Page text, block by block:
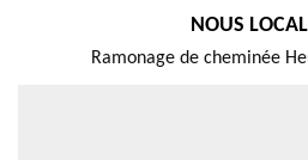
NOUS
Ramonage de cheminée